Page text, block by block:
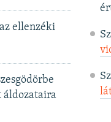
ellenzéki
áldozataira